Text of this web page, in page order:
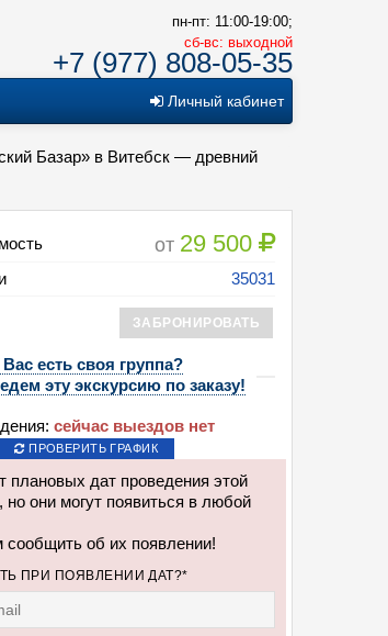
пн-пт: 11:00-19:00;
cб-вс: выходной
+7 (977) 808-05-35
Личный кабинет
Базар» в Витебск — древний
от 29 500
35031
ЗАБРОНИРОВАТЬ
Вас есть своя группа?
эту экскурсию по заказу!
сейчас выездов нет
ПРОВЕРИТЬ ГРАФИК
плановых дат проведения этой
но они могут появиться в любой
об их появлении!
ПРИ ПОЯВЛЕНИИ ДАТ?*